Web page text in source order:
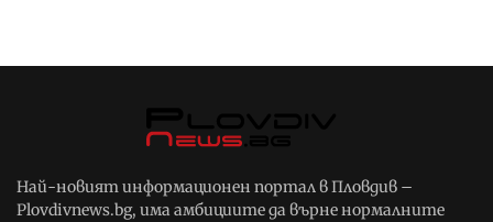
Най-новият информационен портал в Пловдив –
Plovdivnews.bg, има амбициите да върне нормалните